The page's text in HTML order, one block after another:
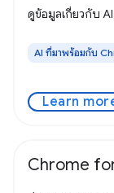
ดูข้อมูลเกี่ยวกับ
AI ที่มาพร้อมกับ
Learn
Chrome